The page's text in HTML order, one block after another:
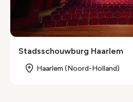
Stadsschouwburg Haarlem
Haarlem (Noord-Holland)